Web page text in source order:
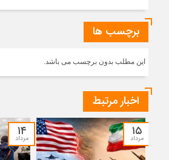
برچسب ها
این مطلب بدون برچسب می باشد.
اخبار مرتبط
۱۵
مرداد ۱۴
مرداد